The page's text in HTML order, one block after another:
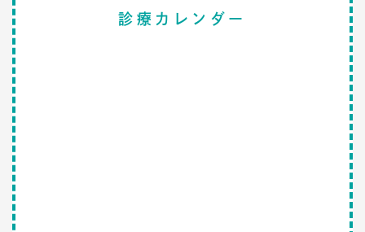
診療カレンダー